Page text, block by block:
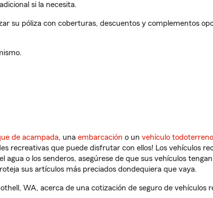
si la necesita.
su póliza con coberturas, descuentos y complementos
de acampada, una embarcación o un vehículo todoterreno
recreativas que puede disfrutar con ellos! Los vehículos
agua o los senderos, asegúrese de que sus vehículos
sus artículos más preciados dondequiera que vaya.
WA, acerca de una cotización de seguro de vehículos